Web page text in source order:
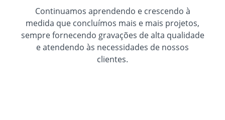
Continuamos aprendendo e crescendo à
medida que concluímos mais e mais projetos,
sempre fornecendo gravações de alta qualidade
e atendendo às necessidades de nossos
clientes.